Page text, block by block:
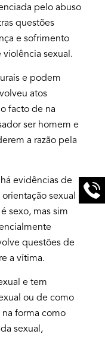
pelo abuso
questões
e sofrimento
violência sexual.
e podem
atos
facto de na
ser homem e
a razão pela
evidências de
sexual
sexo, mas sim
questões de
a vítima.
e tem
ou de como
forma como
sexual,